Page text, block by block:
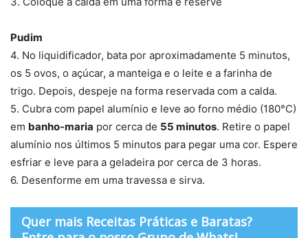
Pudim
4. No liquidificador, bata por aproximadamente 5 minutos,
os 5 ovos, o açúcar, a manteiga e o leite e a farinha de
trigo. Depois, despeje na forma reservada com a calda.
5. Cubra com papel alumínio e leve ao forno médio (180°C)
em banho-maria por cerca de 55 minutos. Retire o papel
alumínio nos últimos 5 minutos para pegar uma cor. Espere
esfriar e leve para a geladeira por cerca de 3 horas.
6. Desenforme em uma travessa e sirva.
Quer mais Receitas Práticas e Baratas?